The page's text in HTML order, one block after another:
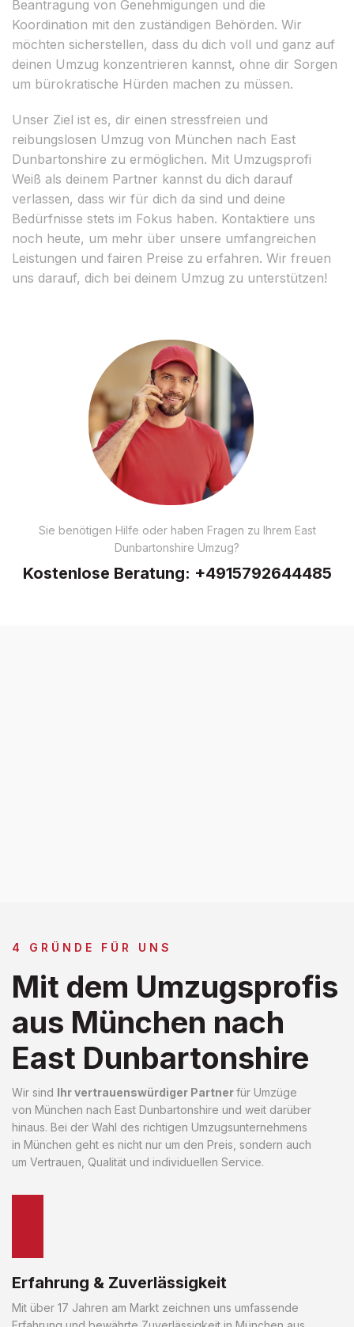
Beantragung von Genehmigungen und die
Koordination mit den zuständigen Behörden. Wir
möchten sicherstellen, dass du dich voll und ganz auf
deinen Umzug konzentrieren kannst, ohne dir Sorgen
um bürokratische Hürden machen zu müssen.
Unser Ziel ist es, dir einen stressfreien und
reibungslosen Umzug von München nach East
Dunbartonshire zu ermöglichen. Mit Umzugsprofi
Weiß als deinem Partner kannst du dich darauf
verlassen, dass wir für dich da sind und deine
Bedürfnisse stets im Fokus haben. Kontaktiere uns
noch heute, um mehr über unsere umfangreichen
Leistungen und fairen Preise zu erfahren. Wir freuen
uns darauf, dich bei deinem Umzug zu unterstützen!
Sie benötigen Hilfe oder haben Fragen zu Ihrem East
Dunbartonshire Umzug?
Kostenlose Beratung: +4915792644485
4 GRÜNDE FÜR UNS
Mit dem Umzugsprofis
aus München nach
East Dunbartonshire
Wir sind Ihr vertrauenswürdiger Partnerfür Umzüge
von München nach East Dunbartonshire und weit darüber
hinaus. Bei der Wahl des richtigen Umzugsunternehmens
in München geht es nicht nur um den Preis, sondern auch
um Vertrauen, Qualität und individuellen Service.
Erfahrung & Zuverlässigkeit
Mit über 17 Jahren am Markt zeichnen uns umfassende